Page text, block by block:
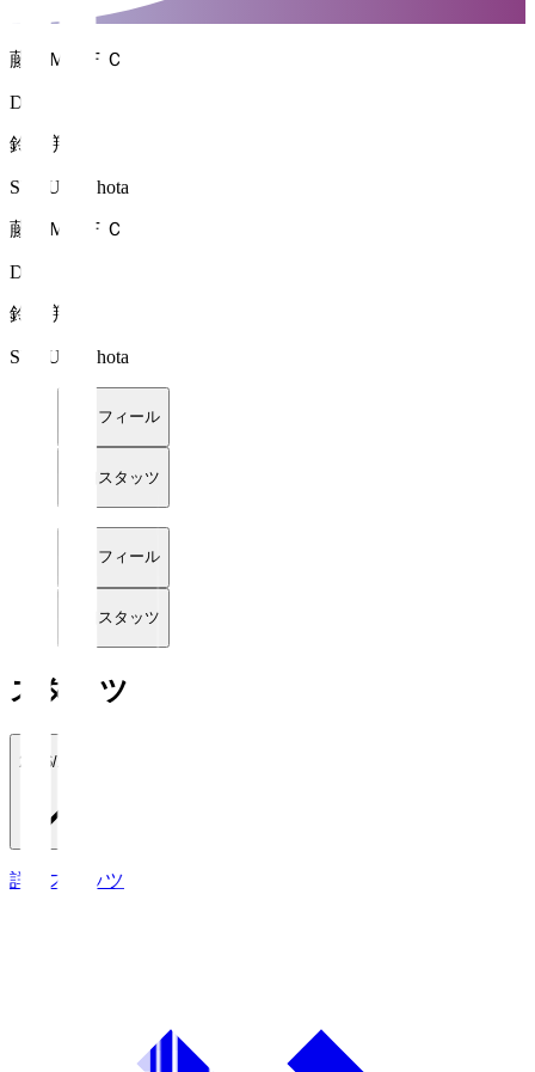
藤枝ＭＹＦＣ
DF 3
鈴木 翔太
SUZUKI Shota
藤枝ＭＹＦＣ
DF 3
鈴木 翔太
SUZUKI Shota
プロフィール
詳細スタッツ
プロフィール
詳細スタッツ
スタッツ
2026/27
詳細スタッツ